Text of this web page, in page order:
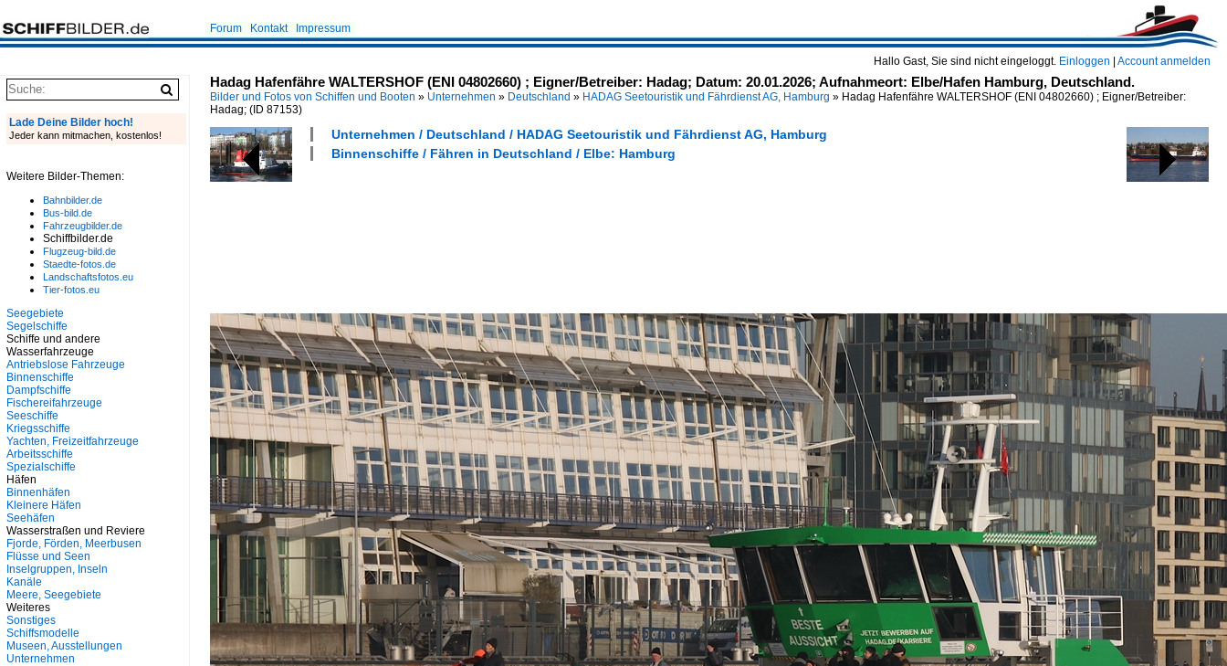
Hallo Gast, Sie sind nicht eingeloggt. Einloggen Account anmelden
Forum Kontakt Impressum
Hadag Hafenfähre WALTERSHOF (ENI 04802660) ; Eigner/Betreiber: Hadag; Datum: 20.01.2026; Aufnahmeort: Elbe/Hafen Hamburg, Deutschland.
Bilder und Fotos von Schiffen und Booten » Unternehmen » Deutschland » HADAG Seetouristik und Fährdienst AG, Hamburg » Hadag Hafenfähre WALTERSHOF (ENI 04802660) ; Eigner/Betreiber:
Hadag; (ID 87153)
Unternehmen / Deutschland / HADAG Seetouristik und Fährdienst AG, Hamburg
Binnenschiffe / Fähren in Deutschland / Elbe: Hamburg
Lade Deine Bilder hoch!
Jeder kann mitmachen, kostenlos!
Weitere Bilder-Themen:
Bahnbilder.de
Bus-bild.de
Fahrzeugbilder.de
Schiffbilder.de
Flugzeug-bild.de
Staedte-fotos.de
Landschaftsfotos.eu
Tier-fotos.eu
Seegebiete
Segelschiffe
Schiffe und andere
Wasserfahrzeuge
Antriebslose Fahrzeuge
Binnenschiffe
Dampfschiffe
Fischereifahrzeuge
Seeschiffe
Kriegsschiffe
Yachten, Freizeitfahrzeuge
Arbeitsschiffe
Spezialschiffe
Häfen
Binnenhäfen
Kleinere Häfen
Seehäfen
Wasserstraßen und Reviere
Fjorde, Förden, Meerbusen
Flüsse und Seen
Inselgruppen, Inseln
Kanäle
Meere, Seegebiete
Weiteres
Sonstiges
Schiffsmodelle
Museen, Ausstellungen
Unternehmen